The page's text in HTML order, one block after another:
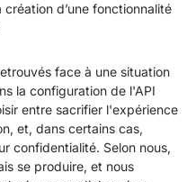
d’une fonctionnalité
face à une situation
la configuration de l'API
entre sacrifier l'expérience
et, dans certains cas,
confidentialité. Selon nous,
se produire, et nous